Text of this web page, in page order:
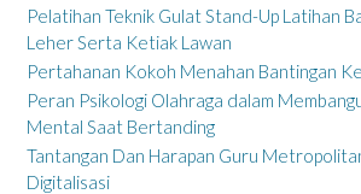
Pelatihan Teknik Gulat Stand-Up Latihan
Leher Serta Ketiak Lawan
Pertahanan Kokoh Menahan Bantingan
Peran Psikologi Olahraga dalam
Mental Saat Bertanding
Tantangan Dan Harapan Guru
Digitalisasi